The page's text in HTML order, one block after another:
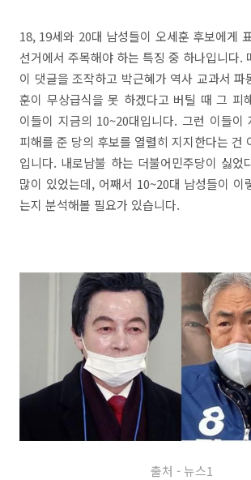
18, 19세와 20대 남성들이 오세훈 후보에게
선거에서 주목해야 하는 특징 중 하나입니다.
이 댓글을 조작하고 박근혜가 역사 교과서 파
훈이 무상급식을 못 하겠다고 버틸 때 그 피
이들이 지금의 10~20대입니다. 그런 이들이
피해를 준 당의 후보를 열렬히 지지한다는 건
입니다. 내로남불 하는 더불어민주당이 싫었
많이 있었는데, 어째서 10~20대 남성들이 이
는지 분석해볼 필요가 있습니다.
출처 - 뉴스1